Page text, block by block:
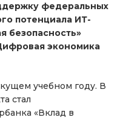
федеральных
потенциала ИТ-
безопасность»
экономика
учебном году. В
стал
«Вклад в